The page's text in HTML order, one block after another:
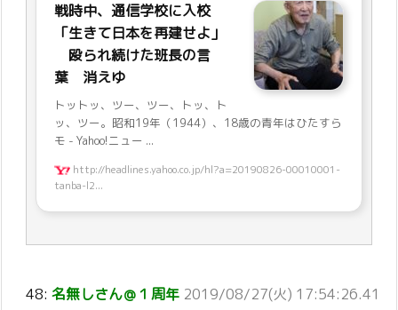
戦時中、通信学校に入校
「生きて日本を再建せよ」
殴られ続けた班長の言
葉 消えゆ
トットッ、ツー、ツー、トッ、ト
ッ、ツー。昭和19年（1944）、18歳の青年はひたすら
モ - Yahoo!ニュー ...
http://headlines.yahoo.co.jp/hl?a=20190826-00010001-
tanba-l2...
48: 名無しさん＠１周年 2019/08/27(火) 17:54:26.41